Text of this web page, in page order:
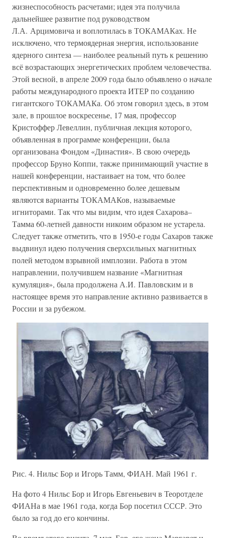
жизнеспособность расчетами; идея эта получила
дальнейшее развитие под руководством
Л.А. Арцимовича и воплотилась в ТОКАМАКах. Не
исключено, что термоядерная энергия, использование
ядерного синтеза — наиболее реальный путь к решению
всё возрастающих энергетических проблем человечества.
Этой весной, в апреле 2009 года было объявлено о начале
работы международного проекта ИТЕР по созданию
гигантского ТОКАМАКа. Об этом говорил здесь, в этом
зале, в прошлое воскресенье, 17 мая, профессор
Кристоффер Левеллин, публичная лекция которого,
объявленная в программе конференции, была
организована Фондом «Династия». В свою очередь
профессор Бруно Коппи, также принимающий участие в
нашей конференции, настаивает на том, что более
перспективным и одновременно более дешевым
являются варианты ТОКАМАКов, называемые
игниторами. Так что мы видим, что идея Сахарова–
Тамма 60-летней давности никоим образом не устарела.
Следует также отметить, что в 1950-е годы Сахаров также
выдвинул идею получения сверхсильных магнитных
полей методом взрывной имплозии. Работа в этом
направлении, получившем название «Магнитная
кумуляция», была продолжена А.И. Павловским и в
настоящее время это направление активно развивается в
России и за рубежом.
Рис. 4. Нильс Бор и Игорь Тамм, ФИАН. Май 1961 г.
На фото 4 Нильс Бор и Игорь Евгеньевич в Теоротделе
ФИАНа в мае 1961 года, когда Бор посетил СССР. Это
было за год до его кончины.